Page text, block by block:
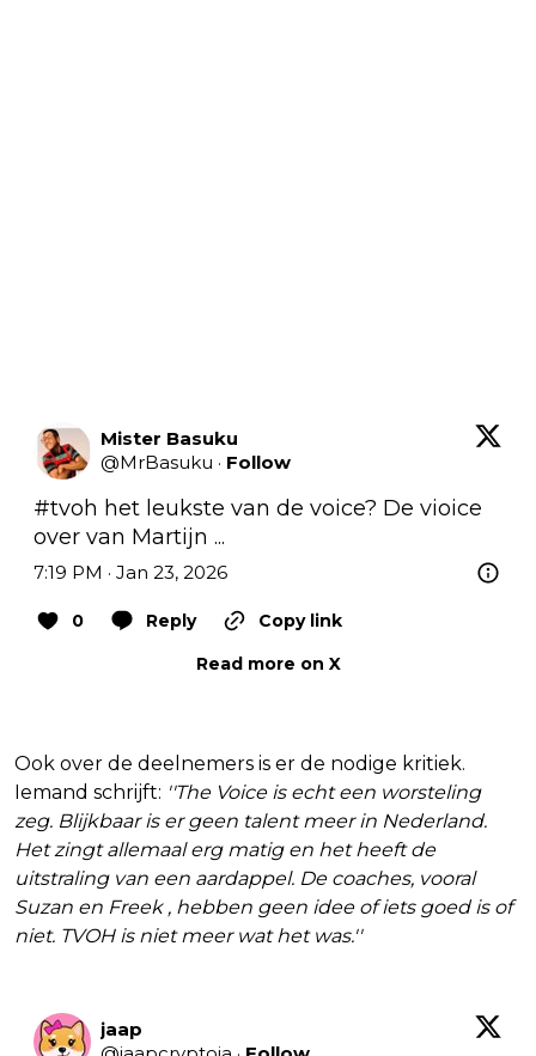
Mister Basuku
@MrBasuku · Follow
#tvoh het leukste van de voice? De vioice
over van Martijn ...
7:19 PM · Jan 23, 2026
0 Reply
Copy link
Read more on X
Ook over de deelnemers is er de nodige kritiek.
Iemand schrijft: ''The Voice is echt een worsteling
zeg. Blijkbaar is er geen talent meer in Nederland.
Het zingt allemaal erg matig en het heeft de
uitstraling van een aardappel. De coaches, vooral
Suzan en Freek , hebben geen idee of iets goed is of
niet. TVOH is niet meer wat het was.''
jaap